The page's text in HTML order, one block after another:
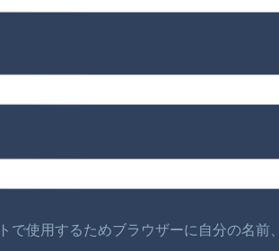
で使用するためブラウザーに自分の名